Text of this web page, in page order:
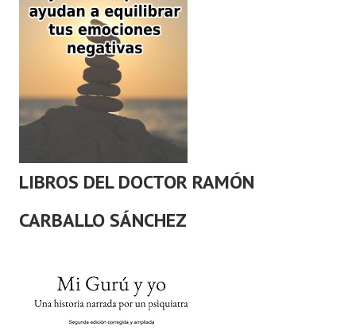
LIBROS DEL DOCTOR RAMÓN
CARBALLO SÁNCHEZ